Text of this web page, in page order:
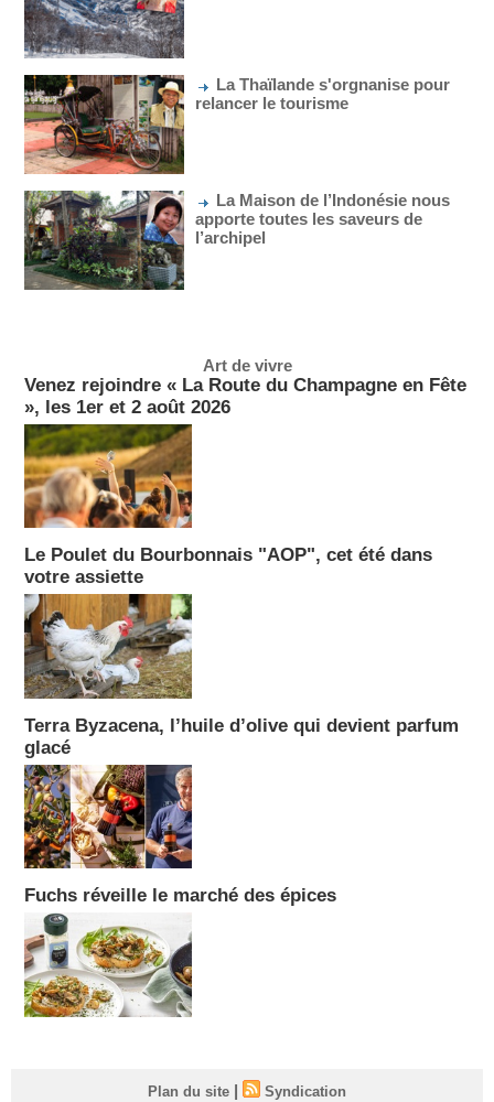
La Thaïlande s'orgnanise pour
relancer le tourisme
La Maison de l’Indonésie nous
apporte toutes les saveurs de
l’archipel
Art de vivre
Venez rejoindre « La Route du Champagne en Fête
», les 1er et 2 août 2026
Le Poulet du Bourbonnais "AOP", cet été dans
votre assiette
Terra Byzacena, l’huile d’olive qui devient parfum
glacé
Fuchs réveille le marché des épices
Plan du site | Syndication